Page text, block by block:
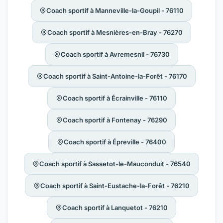
Coach sportif à Manneville-la-Goupil - 76110
Coach sportif à Mesnières-en-Bray - 76270
Coach sportif à Avremesnil - 76730
Coach sportif à Saint-Antoine-la-Forêt - 76170
Coach sportif à Écrainville - 76110
Coach sportif à Fontenay - 76290
Coach sportif à Épreville - 76400
Coach sportif à Sassetot-le-Mauconduit - 76540
Coach sportif à Saint-Eustache-la-Forêt - 76210
Coach sportif à Lanquetot - 76210